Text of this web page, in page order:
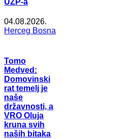
04.08.2026.
Herceg Bosna
Tomo
Medved:
Domovinski
rat temelj je
naše
državnosti, a
VRO Oluja
kruna svih
naših bitaka